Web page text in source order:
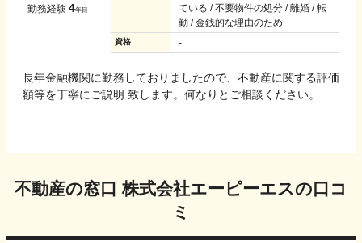
勤務経験 4年目
ている / 不要物件の処分 / 離婚 / 転
勤 / 金銭的な理由のため
資格 -
長年金融機関に勤務しておりましたので、不動産に関する評価
額等を丁寧にご説明 致します。何なりとご相談ください。
不動産の窓口 株式会社エーピーエスの口コ
ミ